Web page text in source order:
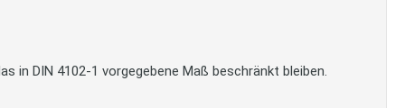
in DIN 4102-1 vorgegebene Maß beschränkt bleiben.